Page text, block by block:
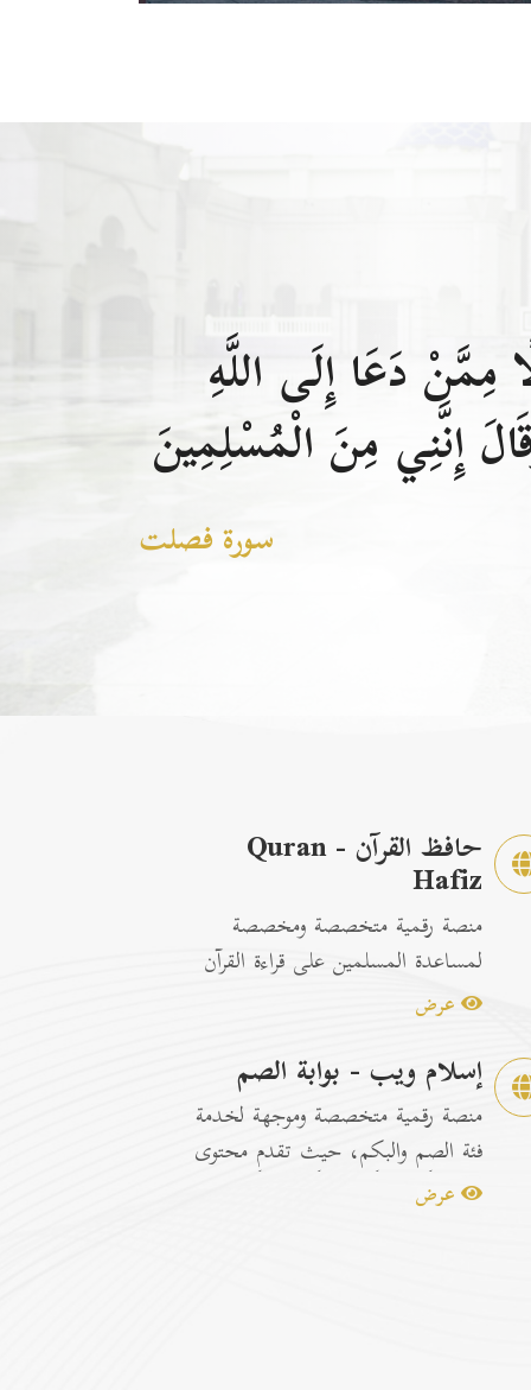
دَعَا إِلَى اللَّهِ
إِنَّنِي مِنَ الْمُسْلِمِينَ
سورة فصلت
حافظ القرآن - Quran
Hafiz
منصة رقمية متخصصة ومخصصة
لمساعدة المسلمين على قراءة القرآن
الكريم وتسهيل عمليات الحفظ
عرض
إسلام ويب - بوابة الصم
منصة رقمية متخصصة وموجهة لخدمة
فئة الصم والبكم، حيث تقدم محتوى
إسلامياً وتوعوياً تفاعلياً مترجماً با...
عرض